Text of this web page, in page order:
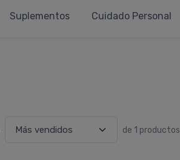
Suplementos Cuidado Personal
de 1 productos